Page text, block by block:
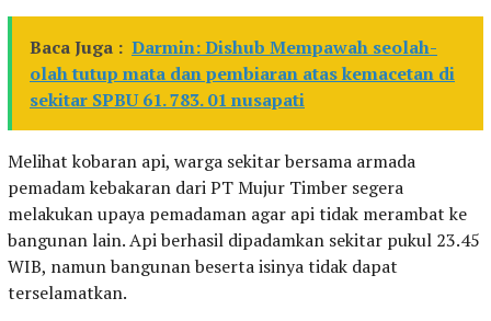
Baca Juga : Darmin: Dishub Mempawah seolah-
olah tutup mata dan pembiaran atas kemacetan di
sekitar SPBU 61. 783. 01 nusapati
Melihat kobaran api, warga sekitar bersama armada
pemadam kebakaran dari PT Mujur Timber segera
melakukan upaya pemadaman agar api tidak merambat ke
bangunan lain. Api berhasil dipadamkan sekitar pukul 23.45
WIB, namun bangunan beserta isinya tidak dapat
terselamatkan.